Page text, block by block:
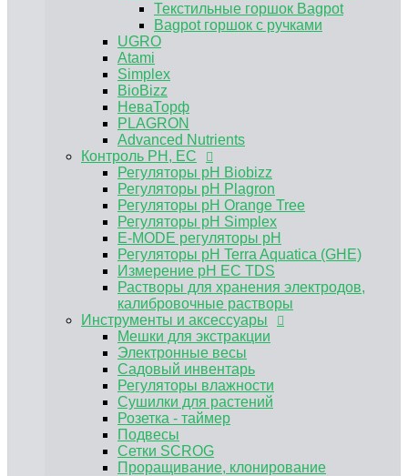
Регуляторы pH Simplex
E-MODE регуляторы рН
Регуляторы pH Terra Aquatica (GHE)
Измерение pH EC TDS
Растворы для хранения электродов,
калибровочные растворы
Инструменты и аксессуары
Мешки для экстракции
Электронные весы
Садовый инвентарь
Регуляторы влажности
Сушилки для растений
Розетка - таймер
Подвесы
Сетки SCROG
Проращивание, клонирование
Текстильные горшок Bagpot
Bagpot горшок с ручками
UGRO
Atami
Simplex
BioBizz
НеваТорф
PLAGRON
Advanced Nutrients
Контроль PH, EC
Регуляторы pH Biobizz
Регуляторы pH Plagron
Регуляторы pH Orange Tree
Регуляторы pH Simplex
E-MODE регуляторы рН
Регуляторы pH Terra Aquatica (GHE)
Измерение pH EC TDS
Растворы для хранения электродов,
калибровочные растворы
Инструменты и аксессуары
Мешки для экстракции
Электронные весы
Садовый инвентарь
Регуляторы влажности
Сушилки для растений
Розетка - таймер
Подвесы
Сетки SCROG
Проращивание, клонирование